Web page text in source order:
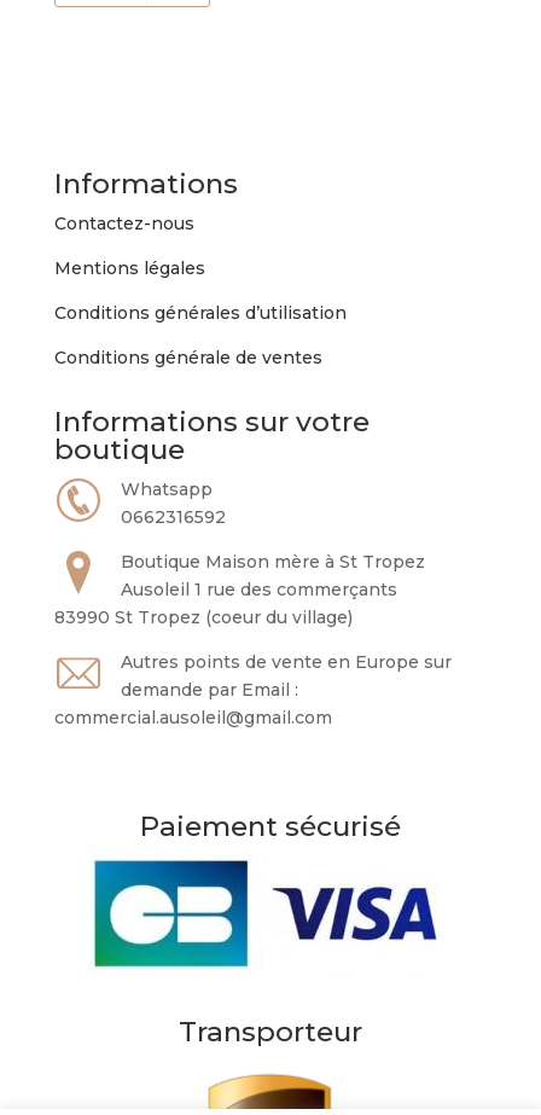
être
page
produit
Informations
Contactez-nous
Mentions légales
Conditions générales d’utilisation
Conditions générale de ventes
Informations sur votre
boutique
Whatsapp
0662316592
Boutique Maison mère à St Tropez
Ausoleil 1 rue des commerçants
83990 St Tropez (coeur du village)
Autres points de vente en Europe sur
demande par Email :
commercial.ausoleil@gmail.com
Paiement sécurisé
Transporteur